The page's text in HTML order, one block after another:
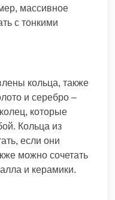
массивное
с тонкими
кольца, также
и серебро –
которые
Кольца из
если они
можно сочетать
и керамики.